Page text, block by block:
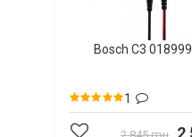
Bosch C3
1